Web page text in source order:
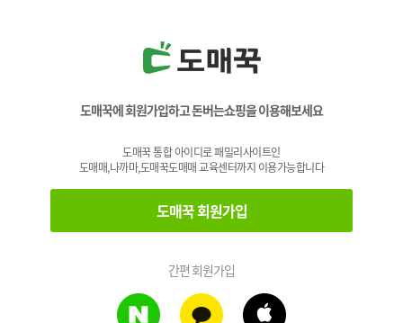
도매꾹에 회원가입하고 돈버는쇼핑을 이용해보세요
도매꾹 통합 아이디로 패밀리사이트인
도매매,나까마,도매꾹도매매 교육센터까지 이용가능합니다
도매꾹 회원가입
간편 회원가입